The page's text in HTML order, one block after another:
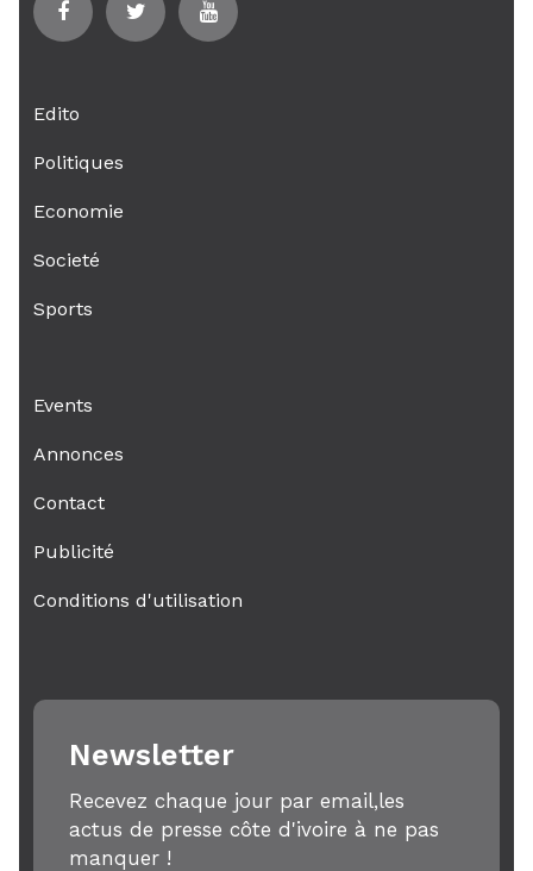
Edito
Politiques
Economie
Societé
Sports
Events
Annonces
Contact
Publicité
Conditions d'utilisation
Newsletter
Recevez chaque jour par email,les
actus de presse côte d'ivoire à ne pas
manquer !